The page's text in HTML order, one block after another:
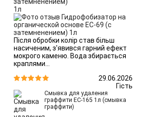
Після обробки колір став більш
насиченим, з'явився гарний ефект
мокрого каменю. Вода збирається
краплями...


29.06.2026
Гість
Смывка для удаления
граффити ЕС-165 1л (смывка
граффити)